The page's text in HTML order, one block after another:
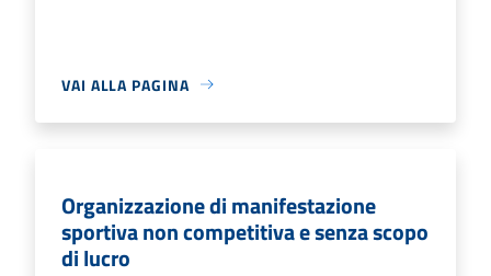
VAI ALLA PAGINA
Organizzazione di manifestazione
sportiva non competitiva e senza scopo
di lucro